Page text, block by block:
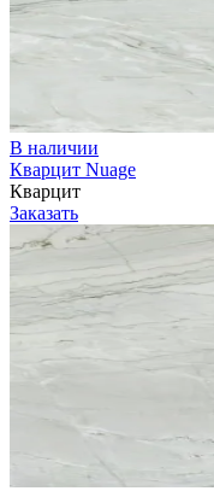
В наличии
Кварцит Nuage
Кварцит
Заказать